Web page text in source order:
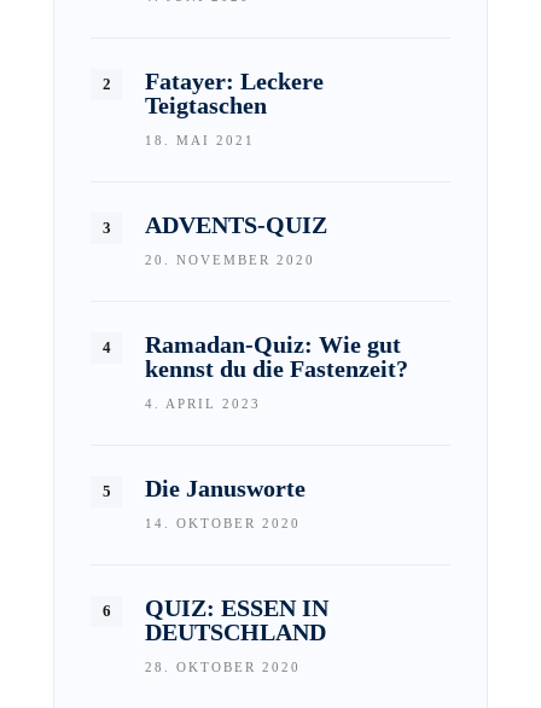
Fatayer: Leckere
Teigtaschen
18. MAI 2021
ADVENTS-QUIZ
20. NOVEMBER 2020
Ramadan-Quiz: Wie gut
kennst du die Fastenzeit?
4. APRIL 2023
Die Janusworte
14. OKTOBER 2020
QUIZ: ESSEN IN
DEUTSCHLAND
28. OKTOBER 2020